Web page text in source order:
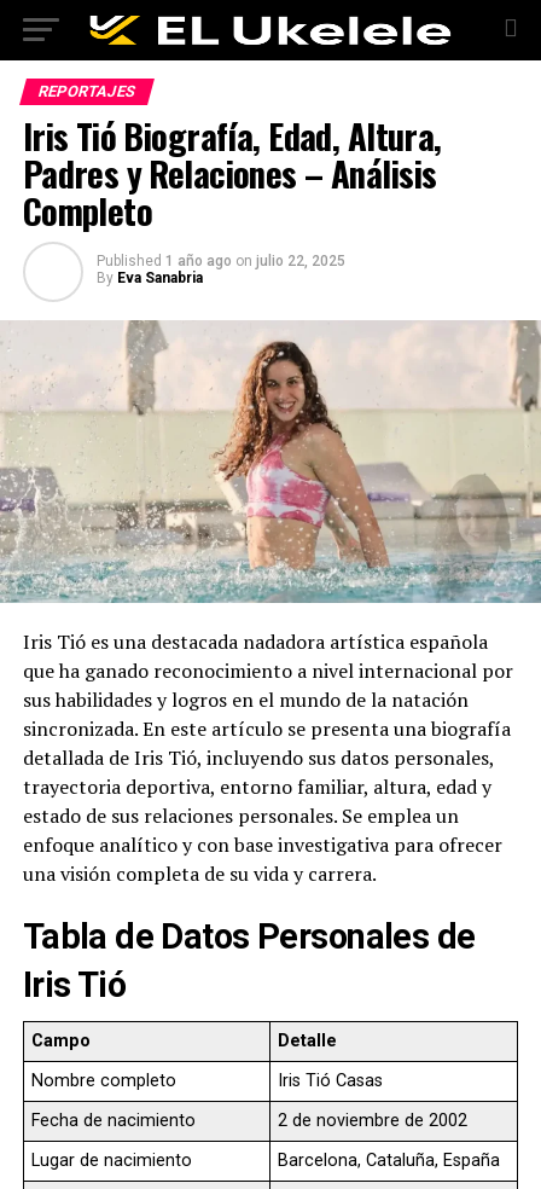
REPORTAJES
Iris Tió Biografía, Edad, Altura,
Padres y Relaciones – Análisis
Completo
Published 1 año ago on julio 22, 2025
By Eva Sanabria
Iris Tió es una destacada nadadora artística española
que ha ganado reconocimiento a nivel internacional por
sus habilidades y logros en el mundo de la natación
sincronizada. En este artículo se presenta una biografía
detallada de Iris Tió, incluyendo sus datos personales,
trayectoria deportiva, entorno familiar, altura, edad y
estado de sus relaciones personales. Se emplea un
enfoque analítico y con base investigativa para ofrecer
una visión completa de su vida y carrera.
Tabla de Datos Personales de
Iris Tió
Campo
Detalle
Nombre completo
Iris Tió Casas
Fecha de nacimiento
2 de noviembre de 2002
Lugar de nacimiento
Barcelona, Cataluña, España